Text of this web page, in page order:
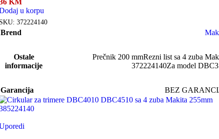
KM
u korpu
372224140
Brend
Ostale
informacije
Prečnik 200 mmRezni list sa 4 zuba
372224140Za model
Garancija BEZ